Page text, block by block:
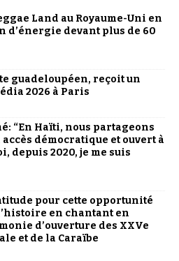
Land au Royaume-Uni en
d’énergie devant plus de 60
guadeloupéen, reçoit un
2026 à Paris
“En Haïti, nous partageons
démocratique et ouvert à
depuis 2020, je me suis
pour cette opportunité
en chantant en
d’ouverture des XXVe
et de la Caraïbe